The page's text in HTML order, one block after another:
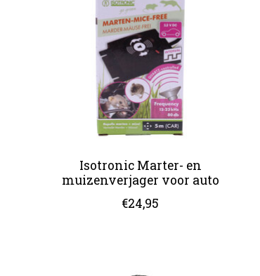
Isotronic Marter- en
muizenverjager voor auto
€24,95